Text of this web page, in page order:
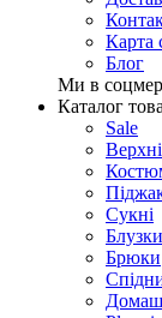
Карта
Блог
Ми в
Каталог
Sale
Сукні
Брюки